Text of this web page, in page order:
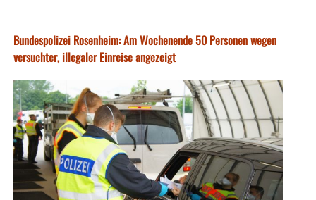
Bundespolizei Rosenheim: Am Wochenende 50 Personen wegen
versuchter, illegaler Einreise angezeigt